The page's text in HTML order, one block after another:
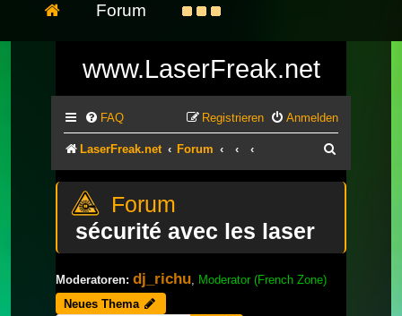
Forum
www.LaserFreak.net
FAQ Anmelden
Registrieren
LaserFreak.net Forum
sécurité avec les laser
Moderatoren: dj_richu Moderator (French Zone)
Neues Thema